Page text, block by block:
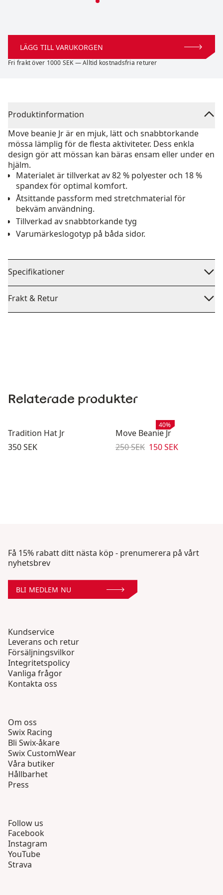
LÄGG TILL VARUKORGEN
Fri frakt över 1000 SEK — Alltid kostnadsfria returer
Produktinformation
Move beanie Jr är en mjuk, lätt och snabbtorkande
mössa lämplig för de flesta aktiviteter. Dess enkla
design gör att mössan kan bäras ensam eller under en
hjälm.
Materialet är tillverkat av 82 % polyester och 18 %
spandex för optimal komfort.
Åtsittande passform med stretchmaterial för
bekväm användning.
Tillverkad av snabbtorkande tyg
Varumärkeslogotyp på båda sidor.
Specifikationer
Frakt & Retur
Relaterade produkter
Tradition Hat Jr
Pris:
350 SEK
Rea:
40%
Move Beanie Jr
Originalpris:
250 SEK Reapris:
150 SEK
Få 15% rabatt ditt nästa köp - prenumerera på vårt
nyhetsbrev
BLI MEDLEM NU
Kundservice
Leverans och retur
Försäljningsvilkor
Integritetspolicy
Vanliga frågor
Kontakta oss
Om oss
Swix Racing
Bli Swix-åkare
Swix CustomWear
Våra butiker
Hållbarhet
Press
Follow us
Facebook
Instagram
YouTube
Strava